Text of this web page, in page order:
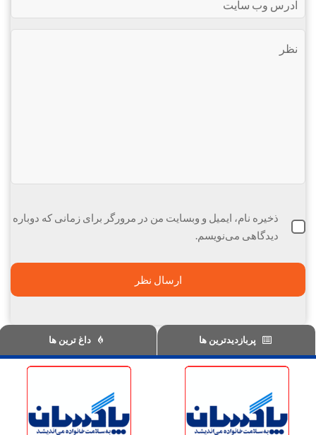
ذخیره نام، ایمیل و وبسایت من در مرورگر برای زمانی که دوباره
دیدگاهی می‌نویسم.
پربازدیدترین ها داغ ترین ها